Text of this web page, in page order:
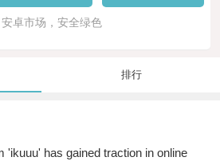
安卓市场，安全绿色
排行
'ikuuu' has gained traction in online